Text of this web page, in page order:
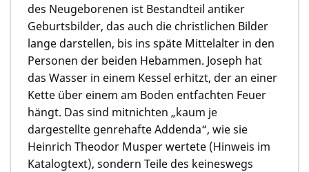
des Neugeborenen ist Bestandteil antiker
Geburtsbilder, das auch die christlichen Bilder
lange darstellen, bis ins späte Mittelalter in den
Personen der beiden Hebammen. Joseph hat
das Wasser in einem Kessel erhitzt, der an einer
Kette über einem am Boden entfachten Feuer
hängt. Das sind mitnichten „kaum je
dargestellte genrehafte Addenda“, wie sie
Heinrich Theodor Musper wertete (Hinweis im
Katalogtext), sondern Teile des keineswegs